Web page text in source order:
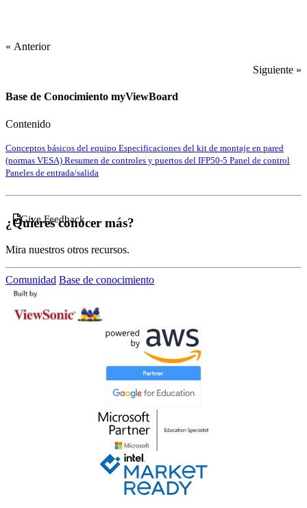
« Anterior
Siguiente »
Base de Conocimiento myViewBoard
Contenido
Conceptos básicos del equipo Especificaciones del kit de montaje en pared
(normas VESA) Resumen de controles y puertos del IFP50-5 Panel de control
Paneles de entrada/salida
Give Feedback
¿Quieres conocer más?
Mira nuestros otros recursos.
Comunidad Base de conocimiento